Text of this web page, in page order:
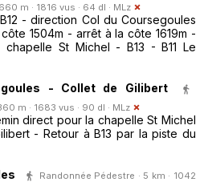
m · 1816 vus · 64 dl · MLz
- direction Col du Coursegoules
1504m - arrêt à la côte 1619m -
St Michel - B13 - B11 Le
- Collet de Gilibert
m · 1683 vus · 90 dl · MLz
direct pour la chapelle St Michel
- Retour à B13 par la piste du
Randonnée Pédestre · 5 km · 1042